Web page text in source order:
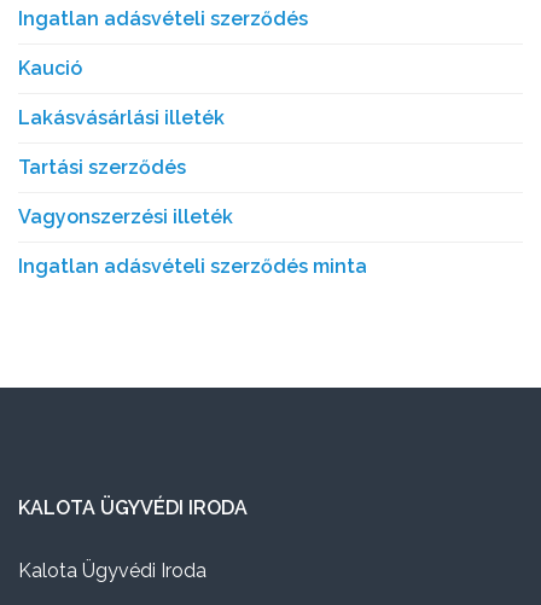
Ingatlan adásvételi szerződés
Kaució
Lakásvásárlási illeték
Tartási szerződés
Vagyonszerzési illeték
Ingatlan adásvételi szerződés minta
KALOTA ÜGYVÉDI IRODA
Kalota Ügyvédi Iroda